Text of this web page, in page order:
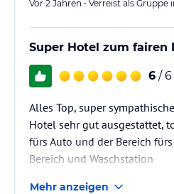
Vor 2 Jahren • Verreist als
Super Hotel zum fairen
6 / 6
Alles Top, super
Hotel sehr gut ausgestattet,
fürs Auto und der Bereich
Bereich und Waschstation
Mehr anzeigen